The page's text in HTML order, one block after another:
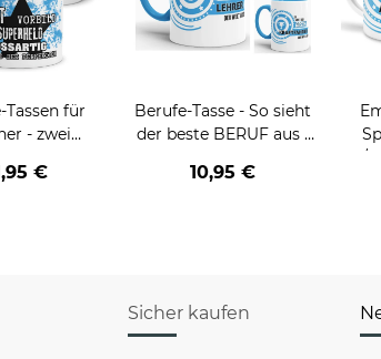
Tassen für
- zwei
€
Berufe-Tasse - So sieht
der beste BERUF aus -
Männer - Hellblau
10,95 €
Sicher kaufen